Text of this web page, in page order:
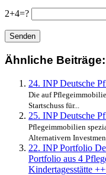
2+4=?
Ähnliche Beiträge:
24. INP Deutsche
Die auf
Startschuss für...
25. INP Deutsche
Pflegeimmobilien
Alternativern
22. INP Portfolio
Portfolio aus 4
Kindertagesstätte